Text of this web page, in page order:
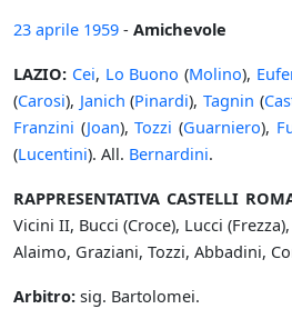
23 aprile 1959 - Amichevole
LAZIO: Cei, Lo Buono (Molino),
(Carosi), Janich (Pinardi),Tagnin (
Franzini (Joan),Tozzi (Guarniero),
(Lucentini). All. Bernardini.
RAPPRESENTATIVA CASTELLI
Vicini II, Bucci (Croce), Lucci
Alaimo, Graziani, Tozzi, Abbadini,
Arbitro: sig. Bartolomei.